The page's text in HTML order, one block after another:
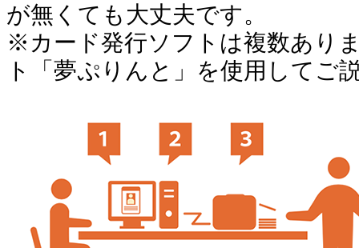
が無くても大丈夫です。
※カード発行ソフトは複数あり
ト「夢ぷりんと」を使用してご